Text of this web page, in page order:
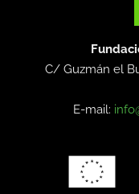
C/ Guzmán el
E-mail: